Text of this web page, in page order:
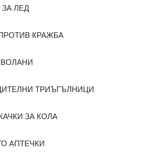
ЛЕД
КРАЖБА
ТРИЪГЪЛНИЦИ
ЗА КОЛА
АПТЕЧКИ